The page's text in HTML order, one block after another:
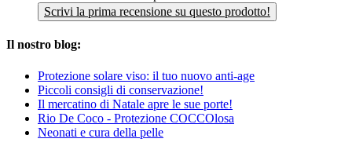
Scrivi la prima recensione su questo prodotto!
Il nostro blog:
Protezione solare viso: il tuo nuovo anti-age
Piccoli consigli di conservazione!
Il mercatino di Natale apre le sue porte!
Rio De Coco - Protezione COCCOlosa
Neonati e cura della pelle